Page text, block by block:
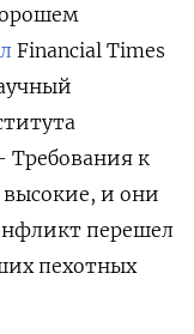
Financial Times
Требования к
и они
перешел
пехотных